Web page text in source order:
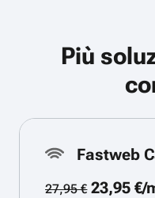
Più
Fastweb
27,95 €23,95 €/